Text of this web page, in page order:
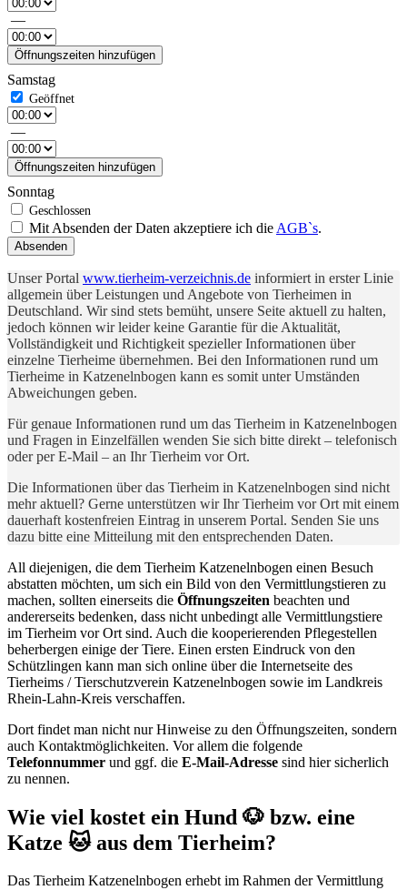
—
Öffnungszeiten hinzufügen
Samstag
—
Öffnungszeiten hinzufügen
Sonntag
Mit Absenden der Daten akzeptiere ich die AGB`s.
Absenden
Unser Portal www.tierheim-verzeichnis.de informiert in erster Linie
allgemein über Leistungen und Angebote von Tierheimen in
Deutschland. Wir sind stets bemüht, unsere Seite aktuell zu halten,
jedoch können wir leider keine Garantie für die Aktualität,
Vollständigkeit und Richtigkeit spezieller Informationen über
einzelne Tierheime übernehmen. Bei den Informationen rund um
Tierheime in Katzenelnbogen kann es somit unter Umständen
Abweichungen geben.
Für genaue Informationen rund um das Tierheim in Katzenelnbogen
und Fragen in Einzelfällen wenden Sie sich bitte direkt – telefonisch
oder per E-Mail – an Ihr Tierheim vor Ort.
Die Informationen über das Tierheim in Katzenelnbogen sind nicht
mehr aktuell? Gerne unterstützen wir Ihr Tierheim vor Ort mit einem
dauerhaft kostenfreien Eintrag in unserem Portal. Senden Sie uns
dazu bitte eine Mitteilung mit den entsprechenden Daten.
All diejenigen, die dem Tierheim Katzenelnbogen einen Besuch
abstatten möchten, um sich ein Bild von den Vermittlungstieren zu
machen, sollten einerseits die Öffnungszeiten beachten und
andererseits bedenken, dass nicht unbedingt alle Vermittlungstiere
im Tierheim vor Ort sind. Auch die kooperierenden Pflegestellen
beherbergen einige der Tiere. Einen ersten Eindruck von den
Schützlingen kann man sich online über die Internetseite des
Tierheims / Tierschutzverein Katzenelnbogen sowie im Landkreis
Rhein-Lahn-Kreis verschaffen.
Dort findet man nicht nur Hinweise zu den Öffnungszeiten, sondern
auch Kontaktmöglichkeiten. Vor allem die folgende
Telefonnummer und ggf. die E-Mail-Adresse sind hier sicherlich
zu nennen.
Wie viel kostet ein Hund 🐶 bzw. eine
Katze 🐱 aus dem Tierheim?
Das Tierheim Katzenelnbogen erhebt im Rahmen der Vermittlung